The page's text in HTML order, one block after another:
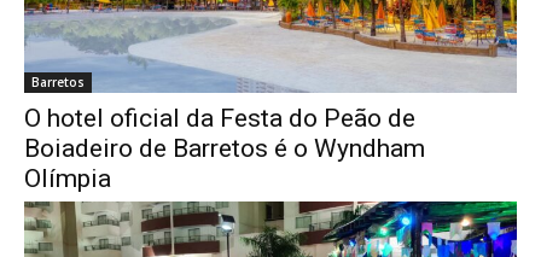
Barretos
O hotel oficial da Festa do Peão de
Boiadeiro de Barretos é o Wyndham
Olímpia